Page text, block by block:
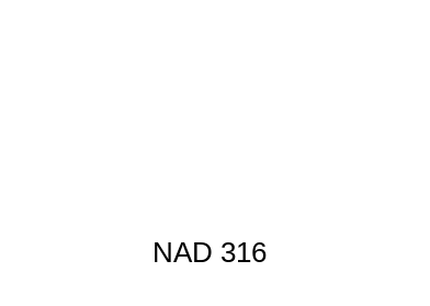
NAD 316